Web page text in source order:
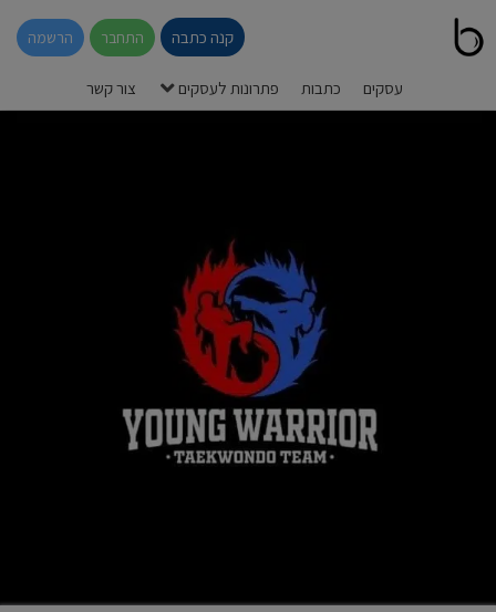
קנה כתבה התחבר הרשמה
עסקים כתבות פתרונות לעסקים צור קשר